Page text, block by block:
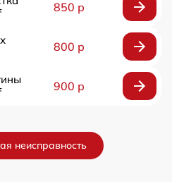
850 р
800 р
900 р
неисправность